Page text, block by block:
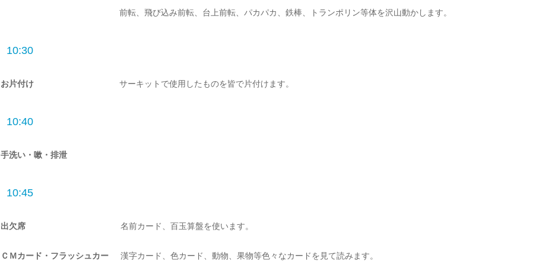
前転、飛び込み前転、台上前転、パカパカ、鉄棒、トランポリン等体を沢山動かします。
10:30
お片付け サーキットで使用したものを皆で片付けます。
10:40
手洗い・嗽・排泄
10:45
出欠席 名前カード、百玉算盤を使います。
ＣＭカード・フラッシュカー
漢字カード、色カード、動物、果物等色々なカードを見て読みます。